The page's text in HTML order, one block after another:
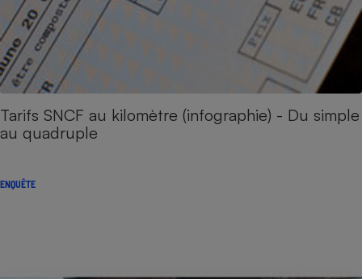
Tarifs SNCF au kilomètre (infographie) - Du simple
au quadruple
ENQUÊTE